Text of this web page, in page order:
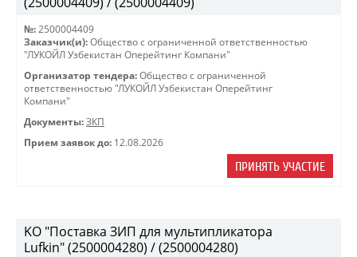
№: 2500004409
Заказчик(и): Общество с ограниченной ответственностью
"ЛУКОЙЛ Узбекистан Оперейтинг Компани"
Организатор тендера: Общество с ограниченной
ответственностью "ЛУКОЙЛ Узбекистан Оперейтинг
Компани"
Документы: ЗКП
Прием заявок до: 12.08.2026
ПРИНЯТЬ УЧАСТИЕ
KO "Поставка ЗИП для мультипликатора
Lufkin" (2500004280) / (2500004280)